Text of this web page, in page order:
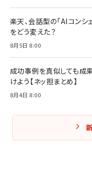
楽天、会話型の「AIコン
をどう変えた？
8月5日 8:00
成功事例を真似しても成
けよう【ネッ担まとめ】
8月4日 8:00